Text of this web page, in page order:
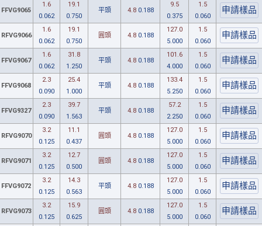
FFVG9065
1.6
0.062
19.1
0.750
平頭 4.8 0.188
9.5
0.375
1.5
0.060
RFVG9066
1.6
0.062
19.1
0.750
圓頭 4.8 0.188
127.0
5.000
1.5
0.060
FFVG9067
1.6
0.062
31.8
1.250
平頭 4.8 0.188
101.6
4.000
1.5
0.060
FFVG9068
2.3
0.090
25.4
1.000
平頭 4.8 0.188
133.4
5.250
1.5
0.060
FFVG9327
2.3
0.090
39.7
1.563
平頭 4.8 0.188
57.2
2.250
1.5
0.060
RFVG9070
3.2
0.125
11.1
0.437
圓頭 4.8 0.188
127.0
5.000
1.5
0.060
RFVG9071
3.2
0.125
12.7
0.500
圓頭 4.8 0.188
127.0
5.000
1.5
0.060
FFVG9072
3.2
0.125
14.3
0.563
平頭 4.8 0.188
127.0
5.000
1.5
0.060
RFVG9073
3.2
0.125
15.9
0.625
圓頭 4.8 0.188
127.0
5.000
1.5
0.060